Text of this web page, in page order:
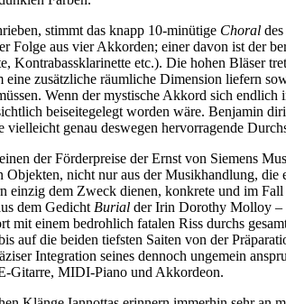
stimmt das knapp 10-minütige Choral
Folge aus vier Akkorden; einer davon ist der
Kontrabassklarinette etc.). Die hohen Bläser
zusätzliche räumliche Dimension liefern
Wenn der mystische Akkord sich
beiseitegelegt worden wäre. Benjamin
genau deswegen hervorragende
der Förderpreise der Ernst von Siemens
nicht nur aus der Musikhandlung,
einzig dem Zweck dienen, konkrete und im
dem Gedicht Burial der Irin Dorothy Molloy –
mit einem bedrohlich fatalen Riss durchs
auf die beiden tiefsten Saiten von der
Integration seines dennoch ungemein
Gitarre, MIDI-Piano und Akkordeon.